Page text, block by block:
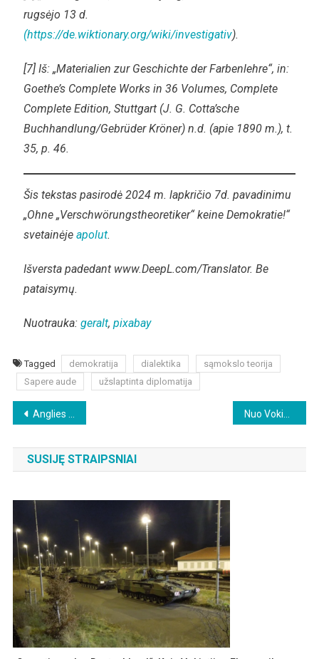
rugsėjo 13 d.
(https://de.wiktionary.org/wiki/investigativ).
[7] Iš: „Materialien zur Geschichte der Farbenlehre“, in:
Goethe’s Complete Works in 36 Volumes, Complete
Complete Edition, Stuttgart (J. G. Cotta’sche
Buchhandlung/Gebrüder Kröner) n.d. (apie 1890 m.), t.
35, p. 46.
Šis tekstas pasirodė 2024 m. lapkričio 7d. pavadinimu
„Ohne „Verschwörungstheoretiker“ keine Demokratie!“
svetainėje apolut.
Išversta padedant www.DeepL.com/Translator. Be
pataisymų.
Nuotrauka: geralt, pixabay
Tagged demokratija dialektika
sąmokslo teorija
Sapere aude
užslaptinta diplomatija
Beitragsnavigation
Anglies dioksidas – gyvybės ir išlikimo garantas
SUSIJĘ STRAIPSNIAI